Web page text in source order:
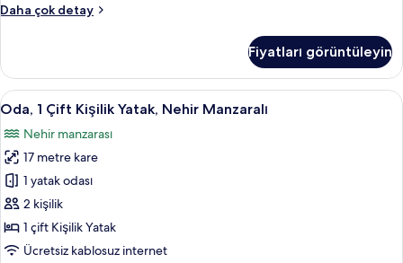
fotoğrafları
Daha çok detay
Oda,
Yatak
(Cosy)
hakkında
fazla
detay
Fiyatları görüntüleyin
Oda,
1
Çift
Kişilik
Yatak,
Nehir
Manzaralı
için
Anti alerjik yatak takımı, odada kasa,
8
Oda, 1 Çift Kişilik Yatak, Nehir Manzaralı
Nehir manzarası
17 metre kare
1 yatak odası
2 kişilik
1 çift Kişilik Yatak
Ücretsiz kablosuz internet